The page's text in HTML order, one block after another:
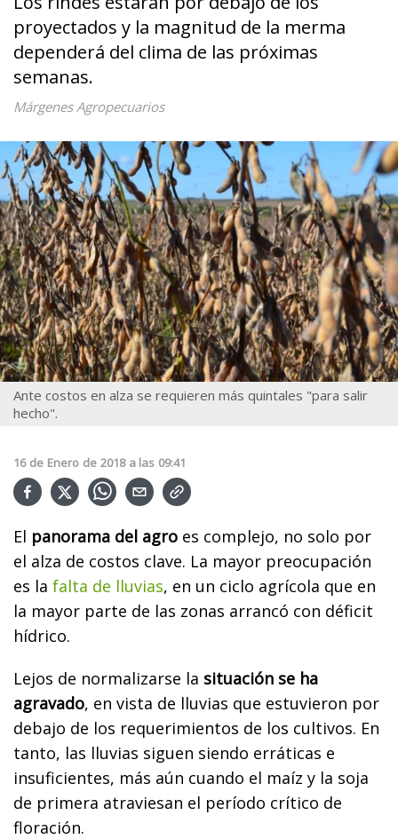
proyectados y la magnitud de la merma
dependerá del clima de las próximas
semanas.
Márgenes Agropecuarios
Ante costos en alza se requieren más quintales "para salir
hecho".
16 de Enero de 2018 a las 09:41
El panorama del agro es complejo, no solo por
el alza de costos clave. La mayor preocupación
es la falta de lluvias, en un ciclo agrícola que en
la mayor parte de las zonas arrancó con déficit
hídrico.
Lejos de normalizarse la situación se ha
agravado, en vista de lluvias que estuvieron por
debajo de los requerimientos de los cultivos. En
tanto, las lluvias siguen siendo erráticas e
insuficientes, más aún cuando el maíz y la soja
de primera atraviesan el período crítico de
floración.